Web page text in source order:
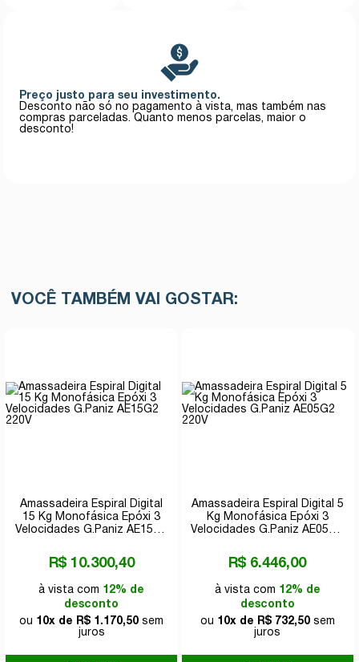
Preço justo para seu investimento.
Desconto não só no pagamento à vista, mas também nas
compras parceladas. Quanto menos parcelas, maior o
desconto!
VOCÊ TAMBÉM VAI GOSTAR:
Amassadeira Espiral Digital
15 Kg Monofásica Epóxi 3
Velocidades G.Paniz AE15G2
R$ 10.300,40
à vista com 12% de
desconto
ou 10x de R$ 1.170,50 sem
juros
Amassadeira Espiral Digital 5
Kg Monofásica Epóxi 3
Velocidades G.Paniz AE05G2
R$ 6.446,00
à vista com 12% de
desconto
ou 10x de R$ 732,50sem
juros